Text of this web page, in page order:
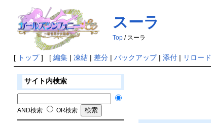
スーラ
Top/ スーラ
[ トップ] [ 編集| 凍結| 差分| バックアップ| 添付| リロード
サイト内検索
AND検索 OR検索